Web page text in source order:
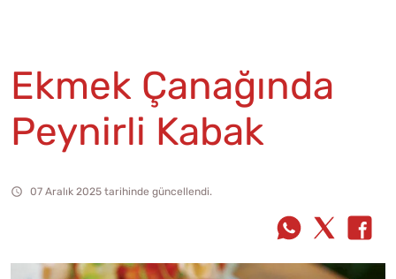
Ekmek Çanağında
Peynirli Kabak
07 Aralık 2025 tarihinde güncellendi.